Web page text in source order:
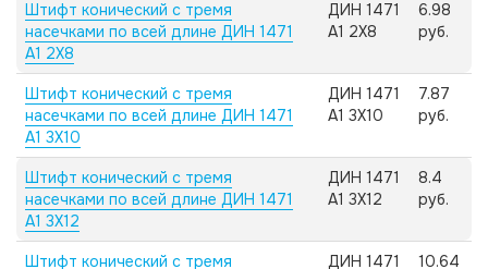
Штифт конический с тремя
насечками по всей длине ДИН 1471
А1 2X8
ДИН 1471
А1 2X8
6.98
руб.
Штифт конический с тремя
насечками по всей длине ДИН 1471
А1 3X10
ДИН 1471
А1 3X10
7.87
руб.
Штифт конический с тремя
насечками по всей длине ДИН 1471
А1 3X12
ДИН 1471
А1 3X12
8.4
руб.
Штифт конический с тремя ДИН 1471 10.64